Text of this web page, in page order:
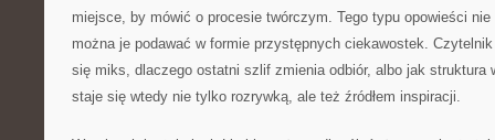
miejsce, by mówić o procesie twórczym. Tego typu opowieści
można je podawać w formie przystępnych ciekawostek.
się miks, dlaczego ostatni szlif zmienia odbiór, albo jak struktura
staje się wtedy nie tylko rozrywką, ale też źródłem inspiracji.